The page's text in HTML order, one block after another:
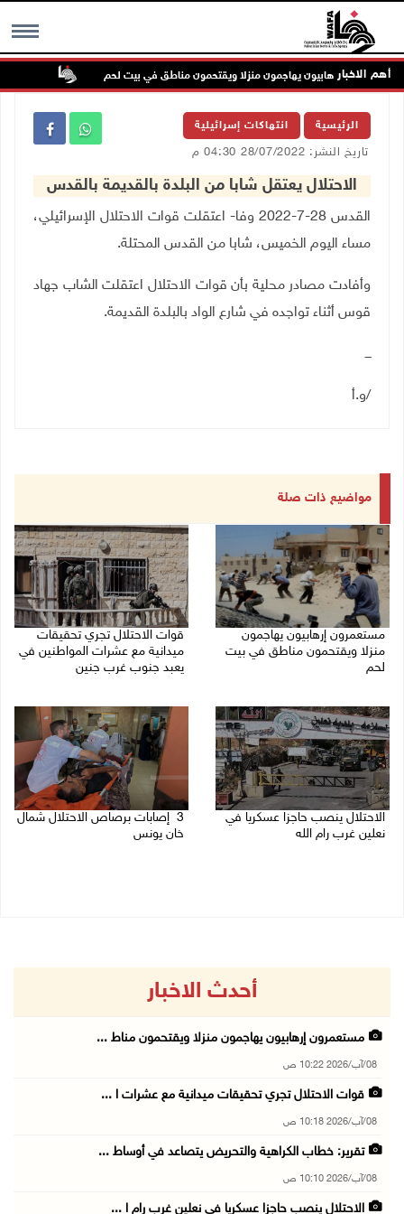
MENU أهم الاخبار
مستعمرون إرهابيون يهاجمون منزلا ويقتحمون مناطق في بيت لحم
الرئيسية انتهاكات إسرائيلية
تاريخ النشر: 28/07/2022 04:30 م
الاحتلال يعتقل شابا من البلدة بالقديمة بالقدس
القدس 28-7-202
2
وفا- اعتقلت قوات الاحتلال الإسرائيلي،
مساء اليوم الخميس، شابا من القدس المحتلة.
وأفادت مصادر محلية بأن قوات الاحتلال اعتقلت الشاب جهاد
قوس أثناء تواجده في شارع الواد بالبلدة القديمة.
ـــ
/و.أ
مواضيع ذات صلة
مستعمرون إرهابيون يهاجمون
منزلا ويقتحمون مناطق في بيت
لحم
قوات الاحتلال تجري تحقيقات
ميدانية مع عشرات المواطنين في
يعبد جنوب غرب جنين
الاحتلال ينصب حاجزا عسكريا في
نعلين غرب رام الله
3 إصابات برصاص الاحتلال شمال
خان يونس
أحدث الاخبار
مستعمرون إرهابيون يهاجمون منزلا ويقتحمون مناط ...
08/آب/2026 10:22 ص
قوات الاحتلال تجري تحقيقات ميدانية مع عشرات ا ...
08/آب/2026 10:18 ص
تقرير: خطاب الكراهية والتحريض يتصاعد في أوساط ...
08/آب/2026 10:10 ص
الاحتلال ينصب حاجزا عسكريا في نعلين غرب رام ا ...